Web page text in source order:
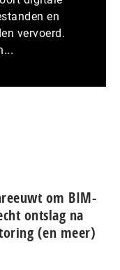
en
vervoerd.
om BIM-
ontslag na
(en meer)